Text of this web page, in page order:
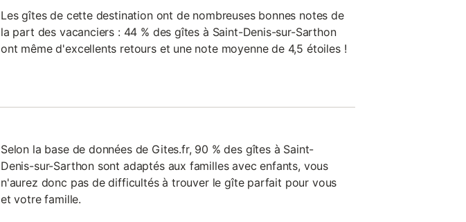
Les gîtes de cette destination ont de nombreuses bonnes notes de
la part des vacanciers : 44 % des gîtes à Saint-Denis-sur-Sarthon
ont même d'excellents retours et une note moyenne de 4,5 étoiles !
Selon la base de données de Gites.fr, 90 % des gîtes à Saint-
Denis-sur-Sarthon sont adaptés aux familles avec enfants, vous
n'aurez donc pas de difficultés à trouver le gîte parfait pour vous
et votre famille.